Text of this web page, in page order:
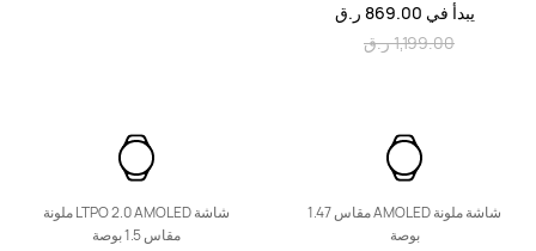
شراء
يبدأ في 869.00 ر.ق
1,199.00 ر.ق
شاشة ملونة AMOLED مقاس 1.47
بوصة
شاشة LTPO 2.0 AMOLED ملونة
مقاس 1.5 بوصة